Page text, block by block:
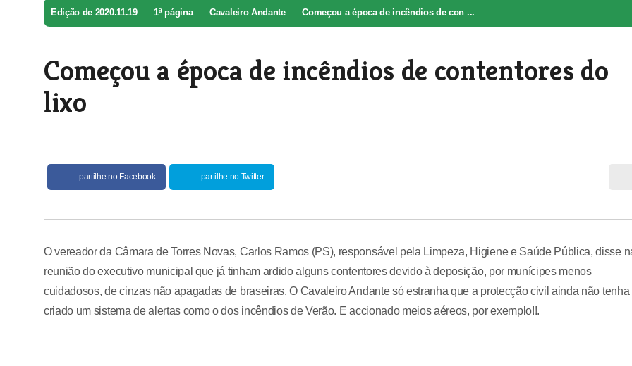
Edição de 2020.11.19 1ª página Cavaleiro Andante Começou a época de incêndios de con ...
Começou a época de incêndios de contentores do
lixo
partilhe no Facebook partilhe no Twitter
O vereador da Câmara de Torres Novas, Carlos Ramos (PS), responsável pela Limpeza, Higiene e Saúde Pública, disse
reunião do executivo municipal que já tinham ardido alguns contentores devido à deposição, por munícipes menos
cuidadosos, de cinzas não apagadas de braseiras. O Cavaleiro Andante só estranha que a protecção civil ainda não tenha
criado um sistema de alertas como o dos incêndios de Verão. E accionado meios aéreos, por exemplo!!.